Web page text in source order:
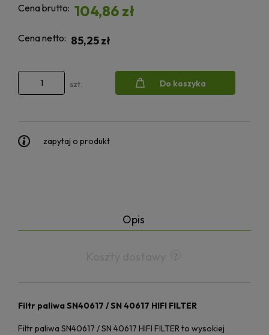
Cena brutto: 104,86 zł
Cena netto: 85,25 zł
szt. Do koszyka
zapytaj o produkt
Opis
Filtr paliwa SN40617 / SN 40617 HIFI FILTER
Filtr paliwa SN40617 / SN 40617 HIFI FILTER to wysokiej